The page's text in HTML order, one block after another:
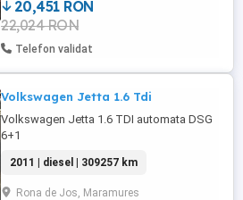
20,451 RON
22,024 RON
Telefon validat
Volkswagen Jetta 1.6 Tdi
Volkswagen Jetta 1.6 TDI automata DSG
6+1
2011 | diesel | 309257 km
Rona de Jos, Maramures